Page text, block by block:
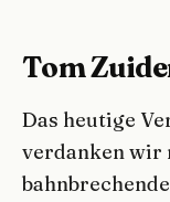
Tom
Das heutige
verdanken wir